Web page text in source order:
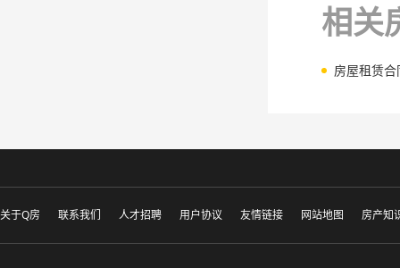
相关
房屋租赁合
关于Q房 联系我们 人才招聘 用户协议 友情链接 网站地图 房产知